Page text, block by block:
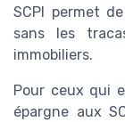
SCPI permet
sans les
immobiliers.
Pour ceux qui
épargne aux